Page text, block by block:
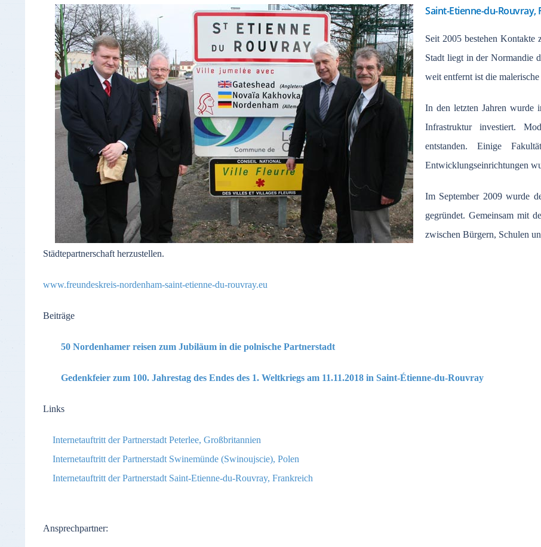
Saint-Etienne-du-Rouvray,
Seit 2005 bestehen Kontakte
Stadt liegt in der Normandie
weit entfernt ist die
In den letzten Jahren wurde
Infrastruktur investiert.
entstanden. Einige
Entwicklungseinrichtungen
Im September 2009 wurde
gegründet. Gemeinsam mit
zwischen Bürgern, Schulen
Städtepartnerschaft herzustellen.
www.freundeskreis-nordenham-saint-etienne-du-rouvray.eu
Beiträge
50 Nordenhamer reisen zum Jubiläum in die polnische Partnerstadt
Gedenkfeier zum 100. Jahrestag des Endes des 1. Weltkriegs am 11.11.2018 in Saint-Étienne-du-Rouvray
Links
Internetauftritt der Partnerstadt Peterlee, Großbritannien
Internetauftritt der Partnerstadt Swinemünde (Swinoujscie), Polen
Internetauftritt der Partnerstadt Saint-Etienne-du-Rouvray, Frankreich
Ansprechpartner: